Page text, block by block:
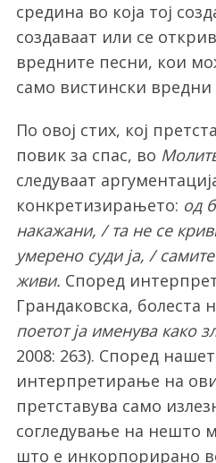
средина во која тој
создаваат или се
вредните песни, кои
само вистински вредни
По овој стих, кој
повик за спас, во
следуваат
конкретизирањето: од
накажани, / та не се
умерено суди ја, /
живи. Според
Грандаковска, болеста
поетот ја именува како
2008: 263). Според
интерпретирање на
претставува само
согледување на нешто
што е инкорпорирано